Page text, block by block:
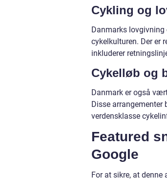
Cykling og
Danmarks
cykelkulturen. Der er
inkluderer
Cykelløb og
Danmark er også
Disse
verdensklasse
Featured
Google
For at sikre, at